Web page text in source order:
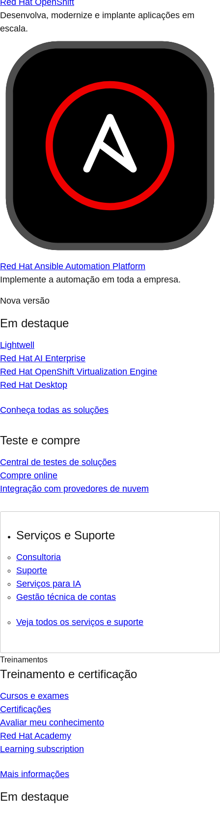
Red Hat OpenShift
Desenvolva, modernize e implante aplicações em
escala.
Red Hat Ansible Automation Platform
Implemente a automação em toda a empresa.
Nova versão
Em destaque
Lightwell
Red Hat AI Enterprise
Red Hat OpenShift Virtualization Engine
Red Hat Desktop
Conheça todas as soluções
Teste e compre
Central de testes de soluções
Compre online
Integração com provedores de nuvem
Serviços e Suporte
Consultoria
Suporte
Serviços para IA
Gestão técnica de contas
Veja todos os serviços e suporte
Treinamentos
Treinamento e certificação
Cursos e exames
Certificações
Avaliar meu conhecimento
Red Hat Academy
Learning subscription
Mais informações
Em destaque